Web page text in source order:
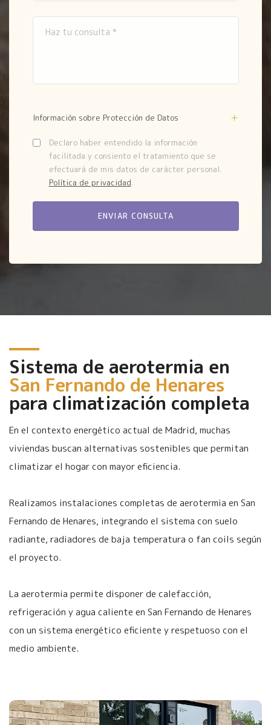
Información sobre Protección de Datos
Declaro haber entendido la información
facilitada y consiento el tratamiento que se
efectuará de mis datos de carácter personal.
Política de privacidad.
Sistema de aerotermia en
San Fernando de Henares
para climatización completa
En el contexto energético actual de Madrid, muchas
viviendas buscan alternativas sostenibles que permitan
climatizar el hogar con mayor eficiencia.
Realizamos instalaciones completas de aerotermia en San
Fernando de Henares, integrando el sistema con suelo
radiante, radiadores de baja temperatura o fan coils según
el proyecto.
La aerotermia permite disponer de calefacción,
refrigeración y agua caliente en San Fernando de Henares
con un sistema energético eficiente y respetuoso con el
medio ambiente.